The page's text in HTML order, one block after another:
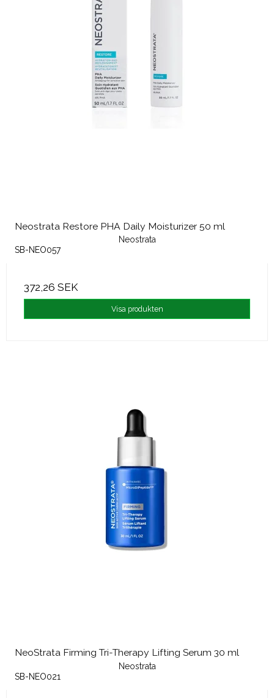
Neostrata Restore PHA Daily Moisturizer 50 ml
Neostrata
SB-NEO057
372,26 SEK
Visa produkten
NeoStrata Firming Tri-Therapy Lifting Serum 30 ml
Neostrata
SB-NEO021